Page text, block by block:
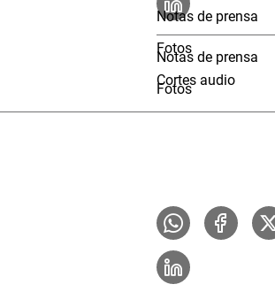
Notas de prensa
Fotos
Notas de prensa
Fotos
Cortes audio